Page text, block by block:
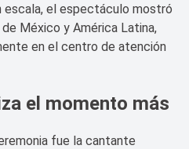
escala, el espectáculo mostró
México y América Latina,
en el centro de atención
el momento más
fue la cantante